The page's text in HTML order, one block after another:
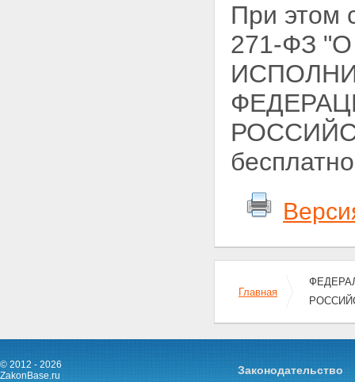
При этом
271-ФЗ
Главная
© 2012 - 2026
ZakonBase.ru
Законодательство